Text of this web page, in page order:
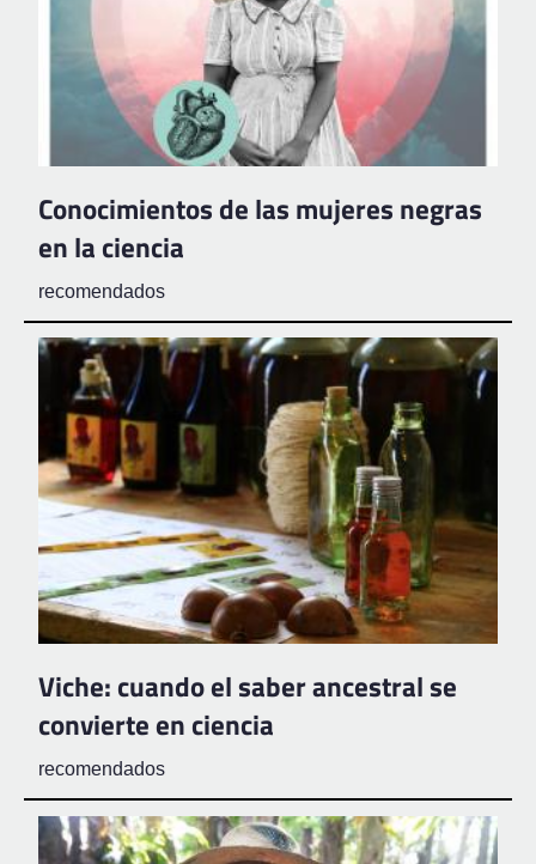
Conocimientos de las mujeres negras
en la ciencia
recomendados
Viche: cuando el saber ancestral se
convierte en ciencia
recomendados